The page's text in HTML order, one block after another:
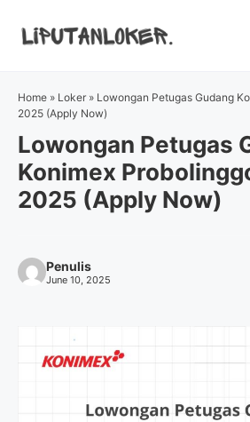
Home » Loker » Lowongan Petugas Gudang
2025 (Apply Now)
Lowongan Petugas
Konimex
2025 (Apply Now)
Penulis
June 10, 2025